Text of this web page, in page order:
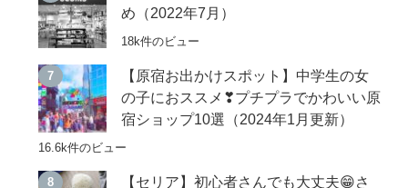
め（2022年7月）
18k件のビュー
【原宿お出かけスポット】中学生の女
の子におススメ❣プチプラでかわいい原
宿ショップ10選（2024年1月更新）
16.6k件のビュー
【セリア】初心者さんでも大丈夫😁さ